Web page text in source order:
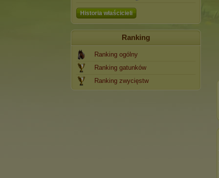
Historia właścicieli
Ranking
Ranking ogólny
Ranking gatunków
Ranking zwycięstw